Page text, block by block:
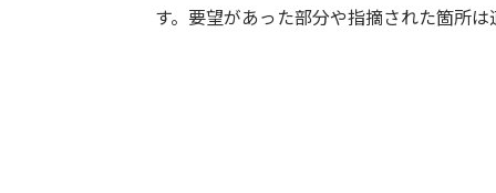
す。要望があった部分や指摘された箇所